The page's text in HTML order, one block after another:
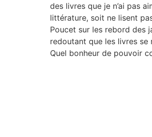
des livres que je n’ai pas
littérature, soit ne lisent
Poucet sur les rebord des
redoutant que les livres
Quel bonheur de pouvoir